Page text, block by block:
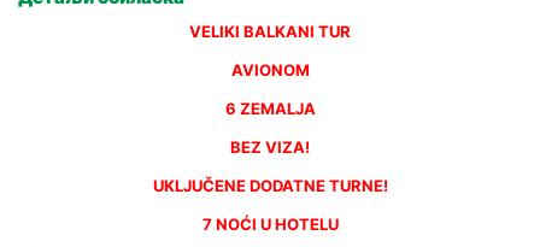
VELIKI BALKANI TUR
AVIONOM
6 ZEMALJA
BEZ VIZA!
UKLJUČENE DODATNE TURNE!
7 NOĆI U HOTELU